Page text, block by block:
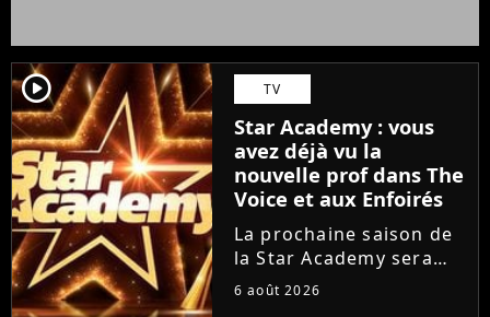
player2 TV
Star Academy : vous
avez déjà vu la
nouvelle prof dans The
Voice et aux Enfoirés
La prochaine saison de
la Star Academy sera
incarnée par une
6 août 2026